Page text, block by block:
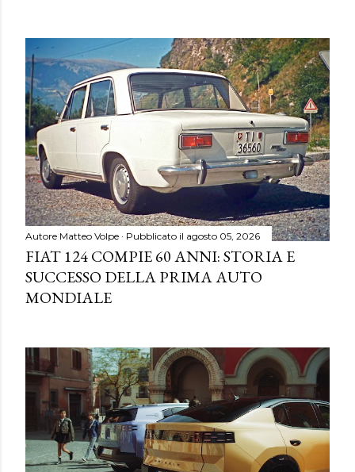
Autore Matteo Volpe Pubblicato il agosto 05, 2026
FIAT 124 COMPIE 60 ANNI: STORIA E
SUCCESSO DELLA PRIMA AUTO
MONDIALE